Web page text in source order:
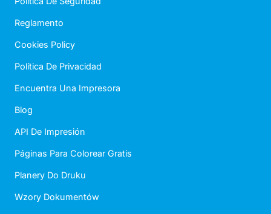
Reglamento
Cookies Policy
Política De Privacidad
Encuentra Una Impresora
Blog
API De Impresión
Páginas Para Colorear Gratis
Planery Do Druku
Wzory Dokumentów